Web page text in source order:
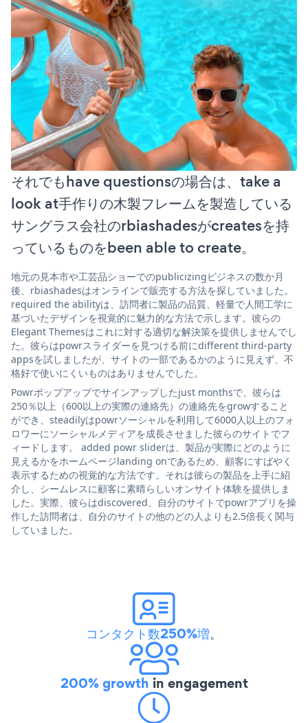
それでもhave questionsの場合は、take a
look at手作りの木製フレームを製造している
サングラス会社のrbiashadesがcreatesを持
っているものをbeen able to create。
地元の見本市や工芸品ショーでのpublicizingビジネスの数か月
後、rbiashadesはオンラインで販売する方法を探していました。
required the abilityは、訪問者に製品の品質、軽量で人間工学に
基づいたデザインを視覚的に魅力的な方法で示します。彼らの
Elegant Themesはこれに対する適切な解決策を提供しませんでし
た。彼らはpowrスライダーを見つける前にdifferent third-party
appsを試しましたが、サイトの一部であるかのように見えず、不
格好で使いにくいものはありませんでした。
Powrポップアップでサインアップしたjust monthsで、彼らは
250％以上（600以上の実際の連絡先）の連絡先をgrowすること
ができ、steadilyはpowrソーシャルを利用して6000人以上のフォ
ロワーにソーシャルメディアを成長させました彼らのサイトでフ
ィードします。 added powr sliderは、製品が実際にどのように
見えるかをホームページlanding onであるため、顧客にすばやく
表示するための視覚的な方法です。それは彼らの製品を上手に紹
介し、シームレスに顧客に素晴らしいオンサイト体験を提供しま
した。実際、彼らはdiscovered、自分のサイトでpowrアプリを操
作した訪問者は、自分のサイトの他のどの人よりも2.5倍長く関与
していました。
コンタクト数250%増。
200% growth in engagement